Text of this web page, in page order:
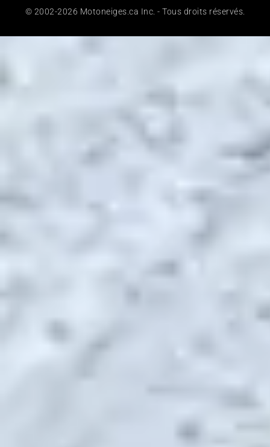
© 2002-2026 Motoneiges.ca Inc. - Tous droits réservés.